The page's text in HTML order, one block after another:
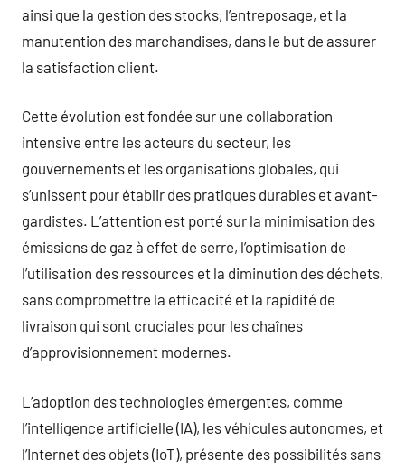
ainsi que la gestion des stocks, l’entreposage, et la
manutention des marchandises, dans le but de assurer
la satisfaction client.
Cette évolution est fondée sur une collaboration
intensive entre les acteurs du secteur, les
gouvernements et les organisations globales, qui
s’unissent pour établir des pratiques durables et avant-
gardistes. L’attention est porté sur la minimisation des
émissions de gaz à effet de serre, l’optimisation de
l’utilisation des ressources et la diminution des déchets,
sans compromettre la efficacité et la rapidité de
livraison qui sont cruciales pour les chaînes
d’approvisionnement modernes.
L’adoption des technologies émergentes, comme
l’intelligence artificielle (IA), les véhicules autonomes, et
l’Internet des objets (IoT), présente des possibilités sans